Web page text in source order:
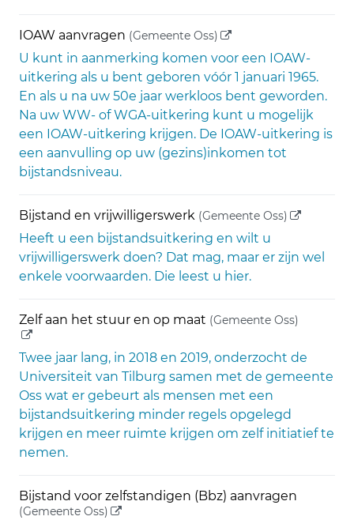
IOAW aanvragen (Gemeente Oss) (externe link)
U kunt in aanmerking komen voor een IOAW-
uitkering als u bent geboren vóór 1 januari 1965.
En als u na uw 50e jaar werkloos bent geworden.
Na uw WW- of WGA-uitkering kunt u mogelijk
een IOAW-uitkering krijgen. De IOAW-uitkering is
een aanvulling op uw (gezins)inkomen tot
bijstandsniveau.
Bijstand en vrijwilligerswerk (Gemeente Oss) (externe
Heeft u een bijstandsuitkering en wilt u
vrijwilligerswerk doen? Dat mag, maar er zijn wel
enkele voorwaarden. Die leest u hier.
Zelf aan het stuur en op maat (Gemeente Oss)
Twee jaar lang, in 2018 en 2019, onderzocht de
Universiteit van Tilburg samen met de gemeente
Oss wat er gebeurt als mensen met een
bijstandsuitkering minder regels opgelegd
krijgen en meer ruimte krijgen om zelf initiatief te
nemen.
Bijstand voor zelfstandigen (Bbz) aanvragen
(Gemeente Oss) (externe link)